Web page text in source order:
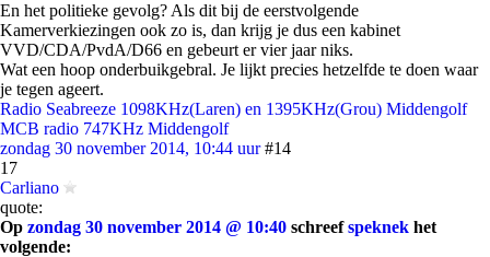
En het politieke gevolg? Als dit bij de eerstvolgende
Kamerverkiezingen ook zo is, dan krijg je dus een kabinet
VVD/CDA/PvdA/D66 en gebeurt er vier jaar niks.
Wat een hoop onderbuikgebral. Je lijkt precies hetzelfde te doen waar
je tegen ageert.
Radio Seabreeze 1098KHz(Laren) en 1395KHz(Grou) Middengolf
MCB radio 747KHz Middengolf
zondag 30 november 2014, 10:44 uur #14
17
Carliano
quote:
Op zondag 30 november 2014 @ 10:40 schreefspeknek het
volgende: